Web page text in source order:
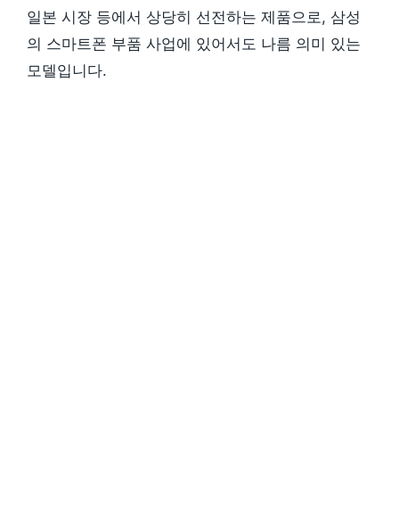
일본 시장 등에서 상당히 선전하는 제품으로, 삼성
의 스마트폰 부품 사업에 있어서도 나름 의미 있는
모델입니다.